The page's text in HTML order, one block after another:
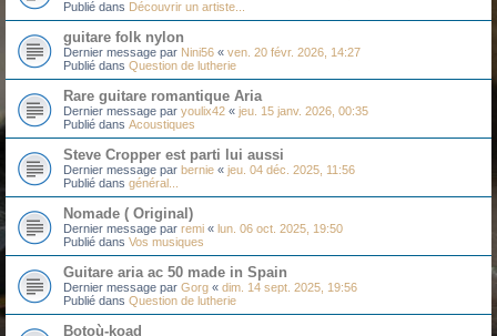
Publié dans Découvrir un artiste...
guitare folk nylon
Dernier message par Nini56 « ven. 20 févr. 2026, 14:27
Publié dans Question de lutherie
Rare guitare romantique Aria
Dernier message par youlix42 « jeu. 15 janv. 2026, 00:35
Publié dans Acoustiques
Steve Cropper est parti lui aussi
Dernier message par bernie « jeu. 04 déc. 2025, 11:56
Publié dans général...
Nomade ( Original)
Dernier message par remi « lun. 06 oct. 2025, 19:50
Publié dans Vos musiques
Guitare aria ac 50 made in Spain
Dernier message par Gorg « dim. 14 sept. 2025, 19:56
Publié dans Question de lutherie
Botoù-koad